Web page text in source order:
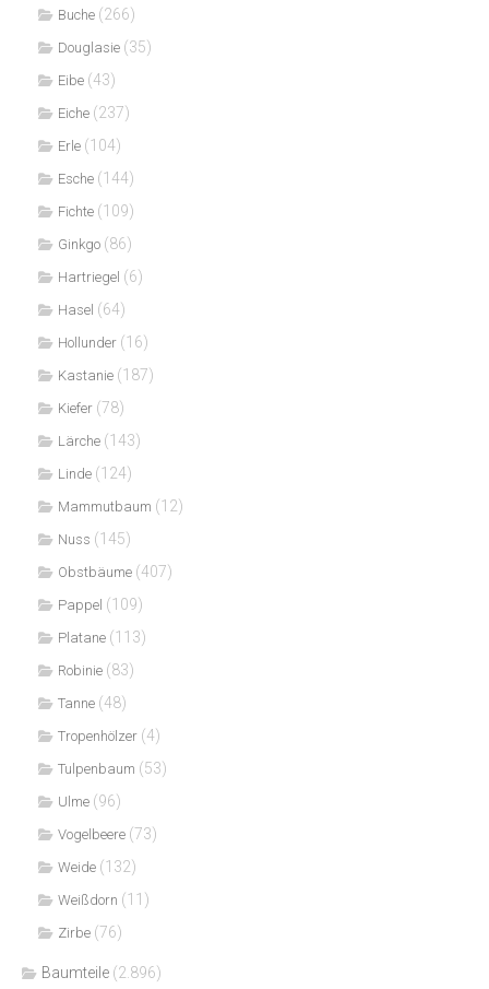
Buche (266)
Douglasie (35)
Eibe (43)
Eiche (237)
Erle (104)
Esche (144)
Fichte (109)
Ginkgo (86)
Hartriegel (6)
Hasel (64)
Hollunder (16)
Kastanie (187)
Kiefer (78)
Lärche (143)
Linde (124)
Mammutbaum (12)
Nuss (145)
Obstbäume (407)
Pappel (109)
Platane (113)
Robinie (83)
Tanne (48)
Tropenhölzer (4)
Tulpenbaum (53)
Ulme (96)
Vogelbeere (73)
Weide (132)
Weißdorn (11)
Zirbe (76)
Baumteile (2.896)